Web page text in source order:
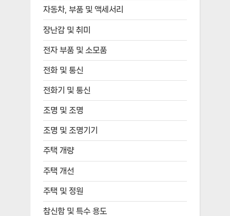
자동차, 부품 및 액세서리
장난감 및 취미
전자 부품 및 소모품
전화 및 통신
전화기 및 통신
조명 및 조명
조명 및 조명기기
주택 개량
주택 개선
주택 및 정원
참신함 및 특수 용도